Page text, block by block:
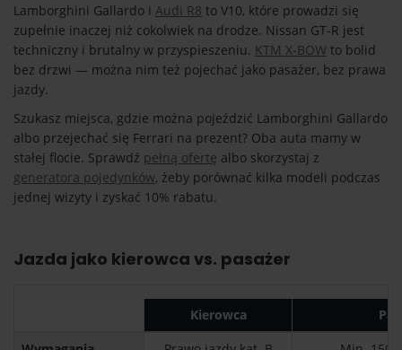
Lamborghini Gallardo i Audi R8 to V10, które prowadzi się
zupełnie inaczej niż cokolwiek na drodze. Nissan GT-R jest
techniczny i brutalny w przyspieszeniu. KTM X-BOW to bolid
bez drzwi — można nim też pojechać jako pasażer, bez prawa
jazdy.
Szukasz miejsca, gdzie można pojeździć Lamborghini Gallardo
albo przejechać się Ferrari na prezent? Oba auta mamy w
stałej flocie. Sprawdź pełną ofertę albo skorzystaj z
generatora pojedynków, żeby porównać kilka modeli podczas
jednej wizyty i zyskać 10% rabatu.
Jazda jako kierowca vs. pasażer
Kierowca